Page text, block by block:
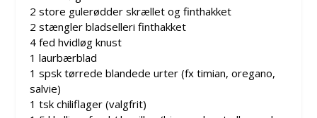
2 store gulerødder skrællet og finthakket
2 stængler bladselleri finthakket
4 fed hvidløg knust
1 laurbærblad
1 spsk tørrede blandede urter (fx timian, oregano,
salvie)
1 tsk chiliflager (valgfrit)